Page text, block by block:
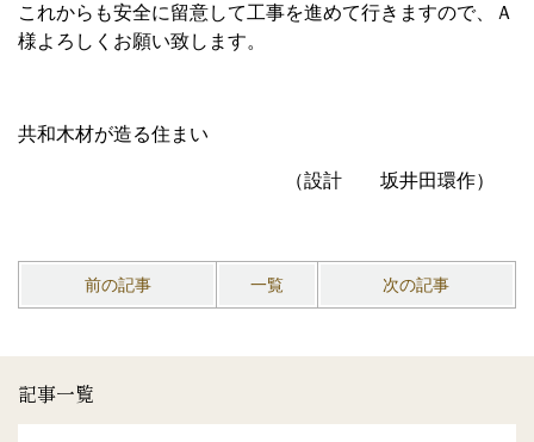
これからも安全に留意して工事を進めて行きますので、Ａ
様よろしくお願い致します。
共和木材が造る住まい
（設計 坂井田環作）
前の記事 一覧 次の記事
記事一覧